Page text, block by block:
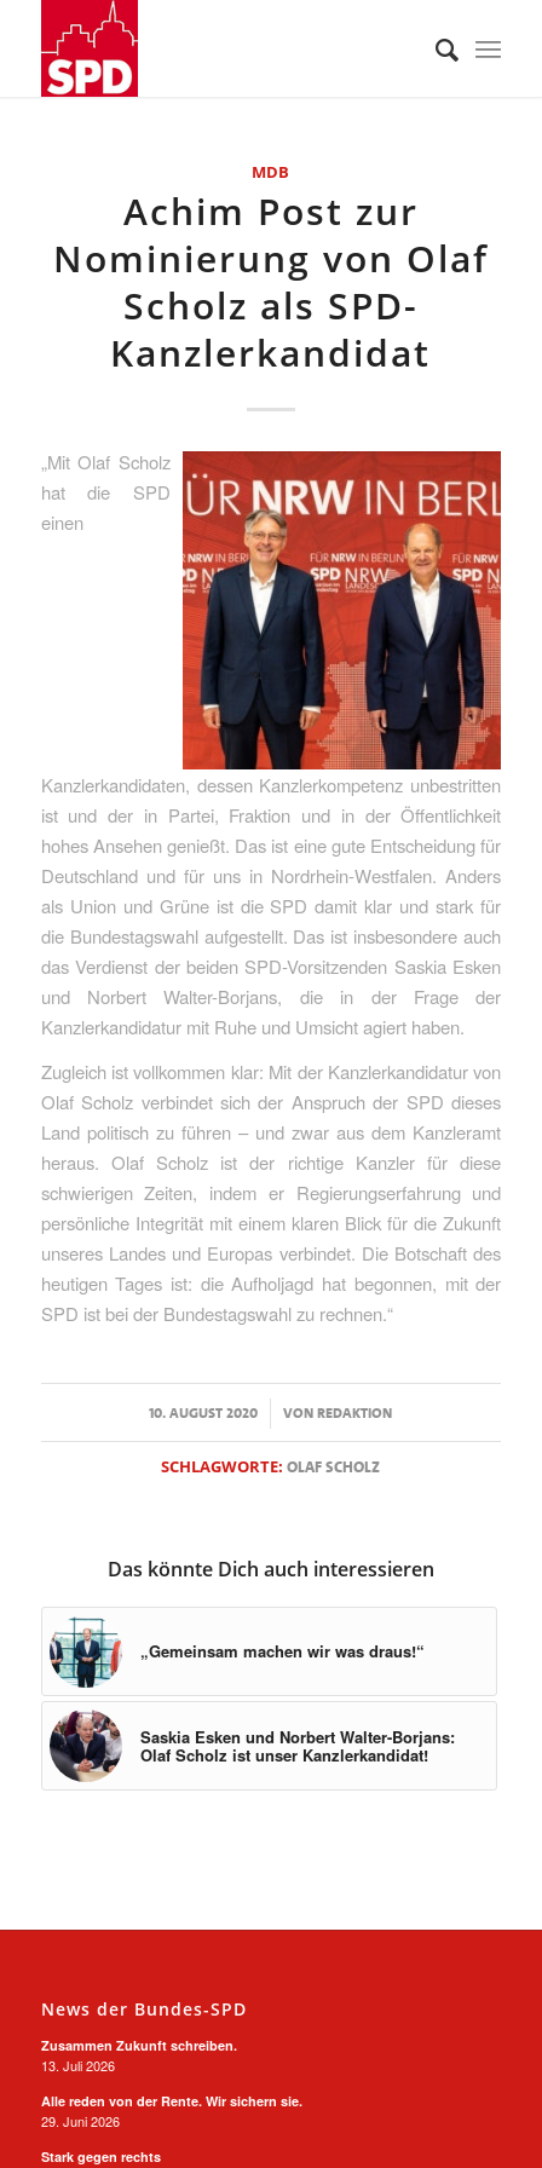
MDB
Achim Post zur
Nominierung von Olaf
Scholz als SPD-
Kanzlerkandidat
„Mit Olaf Scholz
hat die SPD
einen
Kanzlerkandidaten, dessen Kanzlerkompetenz unbestritten
ist und der in Partei, Fraktion und in der Öffentlichkeit
hohes Ansehen genießt. Das ist eine gute Entscheidung für
Deutschland und für uns in Nordrhein-Westfalen. Anders
als Union und Grüne ist die SPD damit klar und stark für
die Bundestagswahl aufgestellt. Das ist insbesondere auch
das Verdienst der beiden SPD-Vorsitzenden Saskia Esken
und Norbert Walter-Borjans, die in der Frage der
Kanzlerkandidatur mit Ruhe und Umsicht agiert haben.
Zugleich ist vollkommen klar: Mit der Kanzlerkandidatur von
Olaf Scholz verbindet sich der Anspruch der SPD dieses
Land politisch zu führen – und zwar aus dem Kanzleramt
heraus. Olaf Scholz ist der richtige Kanzler für diese
schwierigen Zeiten, indem er Regierungserfahrung und
persönliche Integrität mit einem klaren Blick für die Zukunft
unseres Landes und Europas verbindet. Die Botschaft des
heutigen Tages ist: die Aufholjagd hat begonnen, mit der
SPD ist bei der Bundestagswahl zu rechnen.“
10. AUGUST 2020
/ VONREDAKTION
SCHLAGWORTE: OLAF SCHOLZ
Das könnte Dich auch interessieren
„Gemeinsam machen wir was draus!“
Saskia Esken und Norbert Walter-Borjans:
Olaf Scholz ist unser Kanzlerkandidat!
News der Bundes-SPD
Zusammen Zukunft schreiben.
13. Juli 2026
Alle reden von der Rente. Wir sichern sie.
29. Juni 2026
Stark gegen rechts